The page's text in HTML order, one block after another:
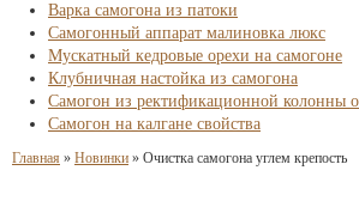
Варка самогона из патоки
Самогонный аппарат малиновка люкс
Мускатный кедровые орехи на самогоне
Клубничная настойка из самогона
Самогон из ректификационной колонны
Самогон на калгане свойства
Главная » Новинки » Очистка самогона углем крепость